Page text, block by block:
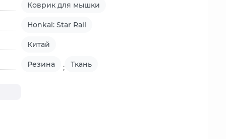
Коврик для мышки
Honkai: Star Rail
Китай
Резина ; Ткань